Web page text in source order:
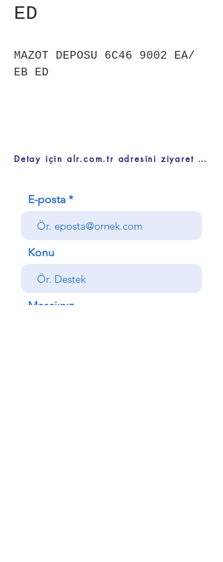
ED
MAZOT DEPOSU 6C46 9002 EA/
EB ED
Detay için alr.com.tr adresini ziyaret ediniz
E-posta
Konu
Mesajınız